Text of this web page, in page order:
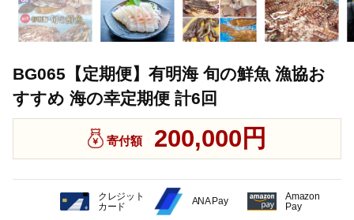
BG065【定期便】有明海 旬の鮮魚 漁協お
すすめ 海の幸定期便 計6回
寄付額 200,000円
クレジット
カード
ANA Pay
Amazon
Pay